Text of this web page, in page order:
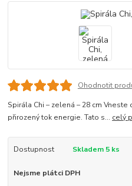
Ohodnotit
Spirála Chi – zelená – 28 cm
přirozený tok energie. Tato s... celý
Dostupnost Skladem 5 ks
Nejsme plátci DPH